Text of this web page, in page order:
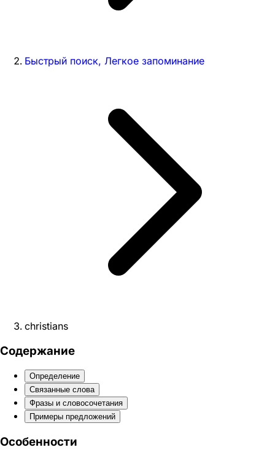
Быстрый поиск, Легкое запоминание
christians
Содержание
Определение
Связанные слова
Фразы и словосочетания
Примеры предложений
Особенности